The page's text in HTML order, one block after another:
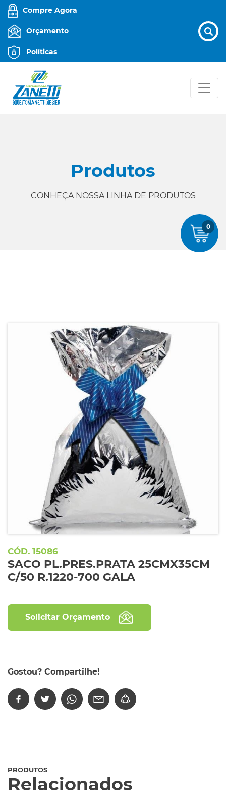
Compre Agora
Orçamento
Políticas
Produtos
CONHEÇA NOSSA LINHA DE PRODUTOS
0
15086
SACO PL.PRES.PRATA 25CMX35CM
C/50 R.1220-700 GALA
Solicitar Orçamento
Gostou? Compartilhe!
PRODUTOS
Relacionados